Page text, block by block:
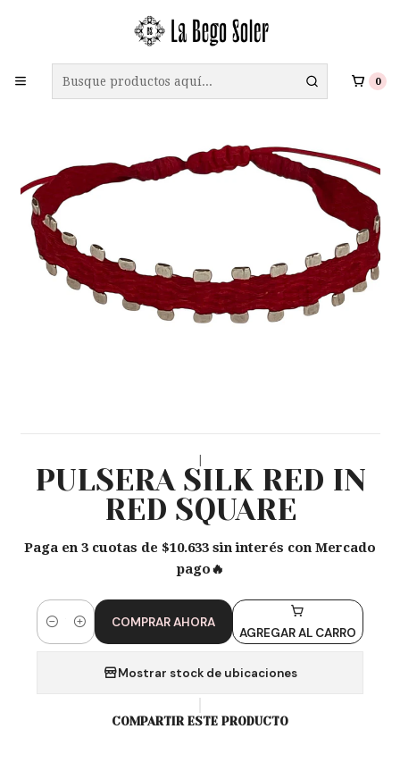
0
ENVÍO GRATIS A TODO CHILE EN COMPRAS SOBRE $69.990
|
PULSERA SILK RED IN
RED SQUARE
Paga en 3 cuotas de $10.633 sin interés con Mercado
pago🔥
Cantidad AGREGAR AL CARRO
COMPRAR AHORA
Mostrar stock de ubicaciones
COMPARTIR ESTE PRODUCTO